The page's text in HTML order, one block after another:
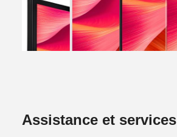
Assistance et services